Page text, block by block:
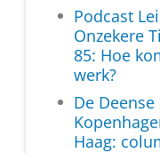
Podcast
Onzekere
85: Hoe
werk?
De
Haag: